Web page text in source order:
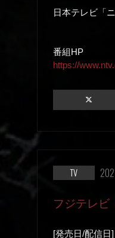
日本テレビ「
番組HP
https://
TV
フジテレビ
[発売日/配信日